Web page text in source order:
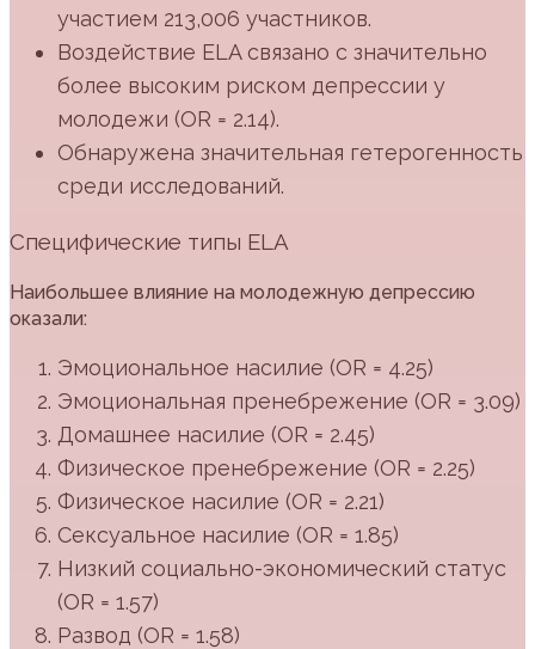
участием 213,006 участников.
Воздействие ELA связано с значительно
более высоким риском депрессии у
молодежи (OR = 2.14).
Обнаружена значительная гетерогенность
среди исследований.
Специфические типы ELA
Наибольшее влияние на молодежную депрессию
оказали:
Эмоциональное насилие (OR = 4.25)
Эмоциональная пренебрежение (OR = 3.09)
Домашнее насилие (OR = 2.45)
Физическое пренебрежение (OR = 2.25)
Физическое насилие (OR = 2.21)
Сексуальное насилие (OR = 1.85)
Низкий социально-экономический статус
(OR = 1.57)
Развод (OR = 1.58)